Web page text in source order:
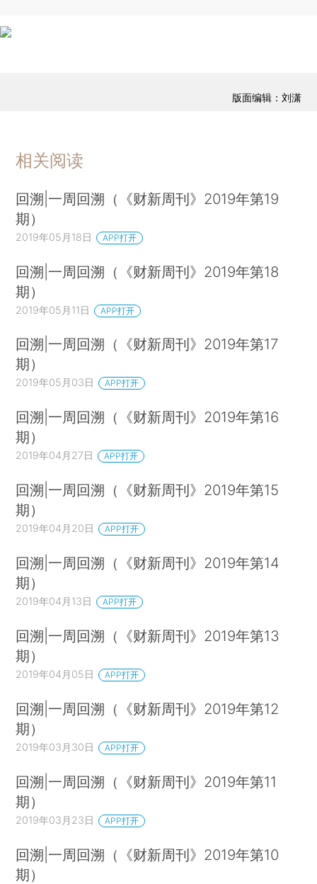
版面编辑：刘潇
相关阅读
回溯|一周回溯（《财新周刊》2019年第19
期）
2019年05月18日 APP打开
回溯|一周回溯（《财新周刊》2019年第18
期）
2019年05月11日 APP打开
回溯|一周回溯（《财新周刊》2019年第17
期）
2019年05月03日 APP打开
回溯|一周回溯（《财新周刊》2019年第16
期）
2019年04月27日 APP打开
回溯|一周回溯（《财新周刊》2019年第15
期）
2019年04月20日 APP打开
回溯|一周回溯（《财新周刊》2019年第14
期）
2019年04月13日 APP打开
回溯|一周回溯（《财新周刊》2019年第13
期）
2019年04月05日 APP打开
回溯|一周回溯（《财新周刊》2019年第12
期）
2019年03月30日 APP打开
回溯|一周回溯（《财新周刊》2019年第11
期）
2019年03月23日 APP打开
回溯|一周回溯（《财新周刊》2019年第10
期）